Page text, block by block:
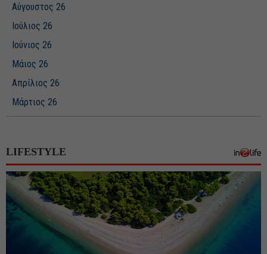
Αύγουστος 26
Ιούλιος 26
Ιούνιος 26
Μάιος 26
Απρίλιος 26
Μάρτιος 26
Δεκέμβριος 25
Νοέμβριος 25
Οκτώβριος 25
Σεπτέμβριος 25
Αύγουστος 25
LIFESTYLE